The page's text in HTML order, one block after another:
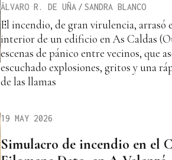
ÁLVARO R. DE UÑA / SANDRA BLANCO
El incendio, de gran virulencia, arrasó
interior de un edificio en As Caldas
escenas de pánico entre vecinos, que
escuchado explosiones, gritos y una
de las llamas
19 MAY 2026
Simulacro de incendio en el